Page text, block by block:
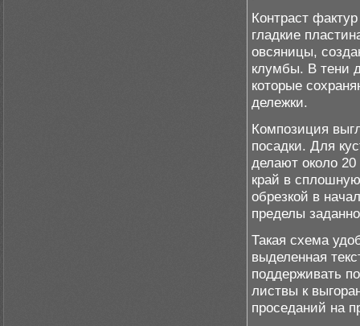
Контраст
гладкие
овсяницы,
клумбы. В тени
которые
дележки.
Композиция
посадки. Для
делают около
край в
обрезкой в
пределы
Такая схема
выделенная
поддерживать
листвы к
проседаний на